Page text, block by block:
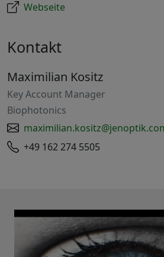
Webseite
Kontakt
Maximilian Kositz
Key Account Manager
Biophotonics
+49 162 274 5505